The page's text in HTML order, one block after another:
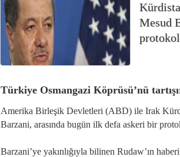
Mesud
Türkiye Osmangazi Köprüsü’nü
Amerika Birleşik Devletleri (ABD) ile Irak
Barzani, arasında bugün ilk defa askeri bir
Barzani’ye yakınlığıyla bilinen Rudaw’ın